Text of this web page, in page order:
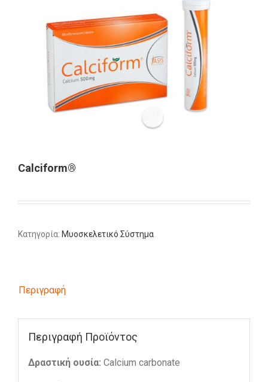
Calciform®
Κατηγορία: Μυοσκελετικό Σύστημα
Περιγραφή
Περιγραφή Προϊόντος
Δραστική ουσία: Calcium carbonate